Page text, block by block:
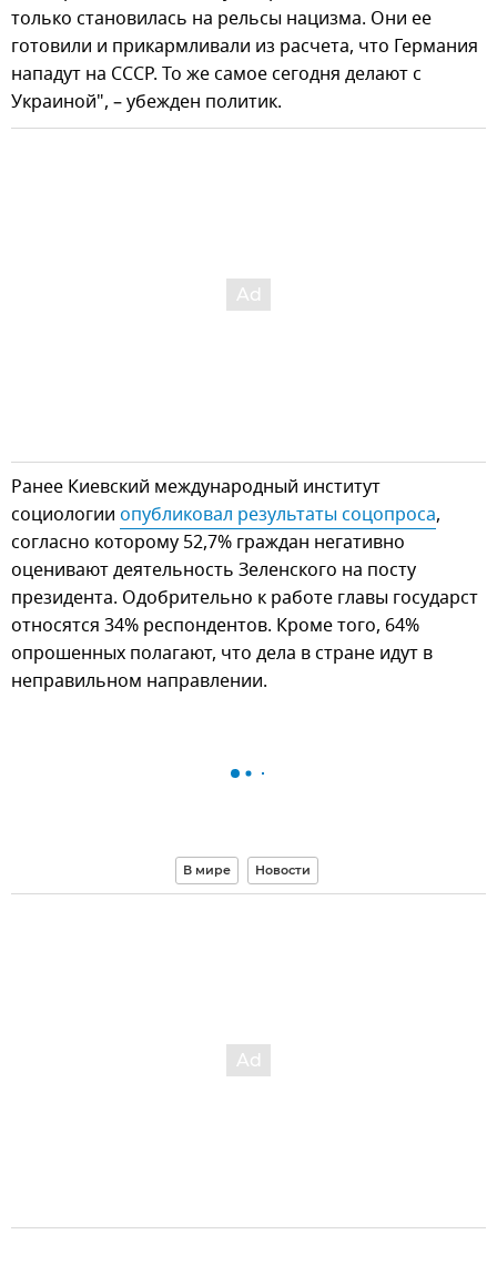
только становилась на рельсы нацизма. Они ее
готовили и прикармливали из расчета, что Германия
нападут на СССР. То же самое сегодня делают с
Украиной", – убежден политик.
Ранее Киевский международный институт
социологии опубликовал результаты соцопроса,
согласно которому 52,7% граждан негативно
оценивают деятельность Зеленского на посту
президента. Одобрительно к работе главы государст
относятся 34% респондентов. Кроме того, 64%
опрошенных полагают, что дела в стране идут в
неправильном направлении.
В мире Новости